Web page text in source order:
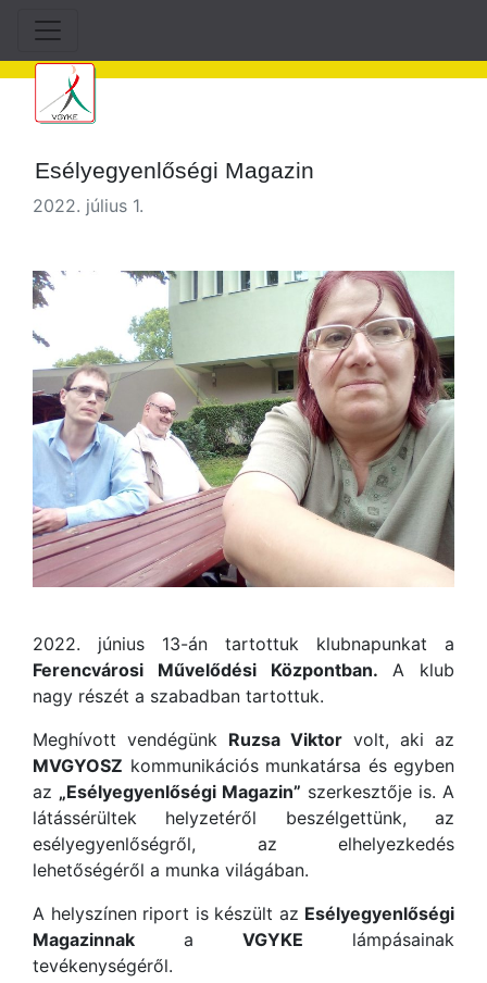
Esélyegyenlőségi Magazin
2022. július 1.
2022. június 13-án tartottuk klubnapunkat a
Ferencvárosi Művelődési Központban. A klub
nagy részét a szabadban tartottuk.
Meghívott vendégünk Ruzsa Viktor volt, aki az
MVGYOSZ kommunikációs munkatársa és egyben
az „Esélyegyenlőségi Magazin” szerkesztője is. A
látássérültek helyzetéről beszélgettünk, az
esélyegyenlőségről, az elhelyezkedés
lehetőségéről a munka világában.
A helyszínen riport is készült az Esélyegyenlőségi
Magazinnak a VGYKE lámpásainak
tevékenységéről.